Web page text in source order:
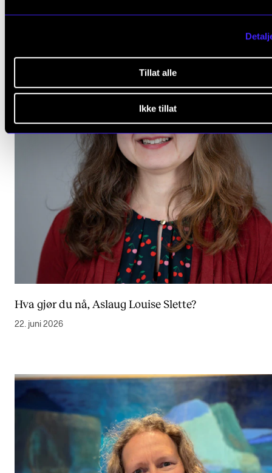
Tillat alle
Ikke tillat
Hva gjør du nå, Aslaug Louise Slette?
22. juni 2026